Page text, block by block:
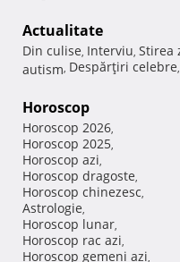
Actualitate
Din culise, Interviu, Stirea
autism, Despărţiri celebre,
Horoscop
Horoscop 2026,
Horoscop 2025,
Horoscop azi,
Horoscop dragoste,
Horoscop chinezesc,
Astrologie,
Horoscop lunar,
Horoscop rac azi,
Horoscop gemeni azi,